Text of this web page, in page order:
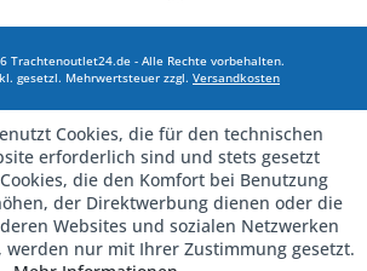
Trachtenoutlet24.de - Alle Rechte vorbehalten.
gesetzl. Mehrwertsteuer zzgl. Versandkosten
Cookies, die für den technischen
erforderlich sind und stets gesetzt
die den Komfort bei Benutzung
der Direktwerbung dienen oder die
Websites und sozialen Netzwerken
werden nur mit Ihrer Zustimmung gesetzt.